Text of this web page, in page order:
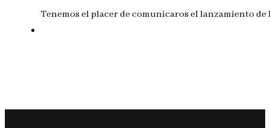
Tenemos el placer de comunicaros el lanzamiento